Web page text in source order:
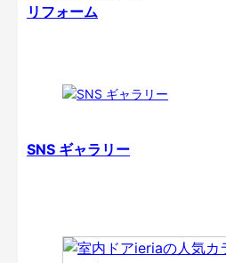
リフォーム
SNS ギャラリー